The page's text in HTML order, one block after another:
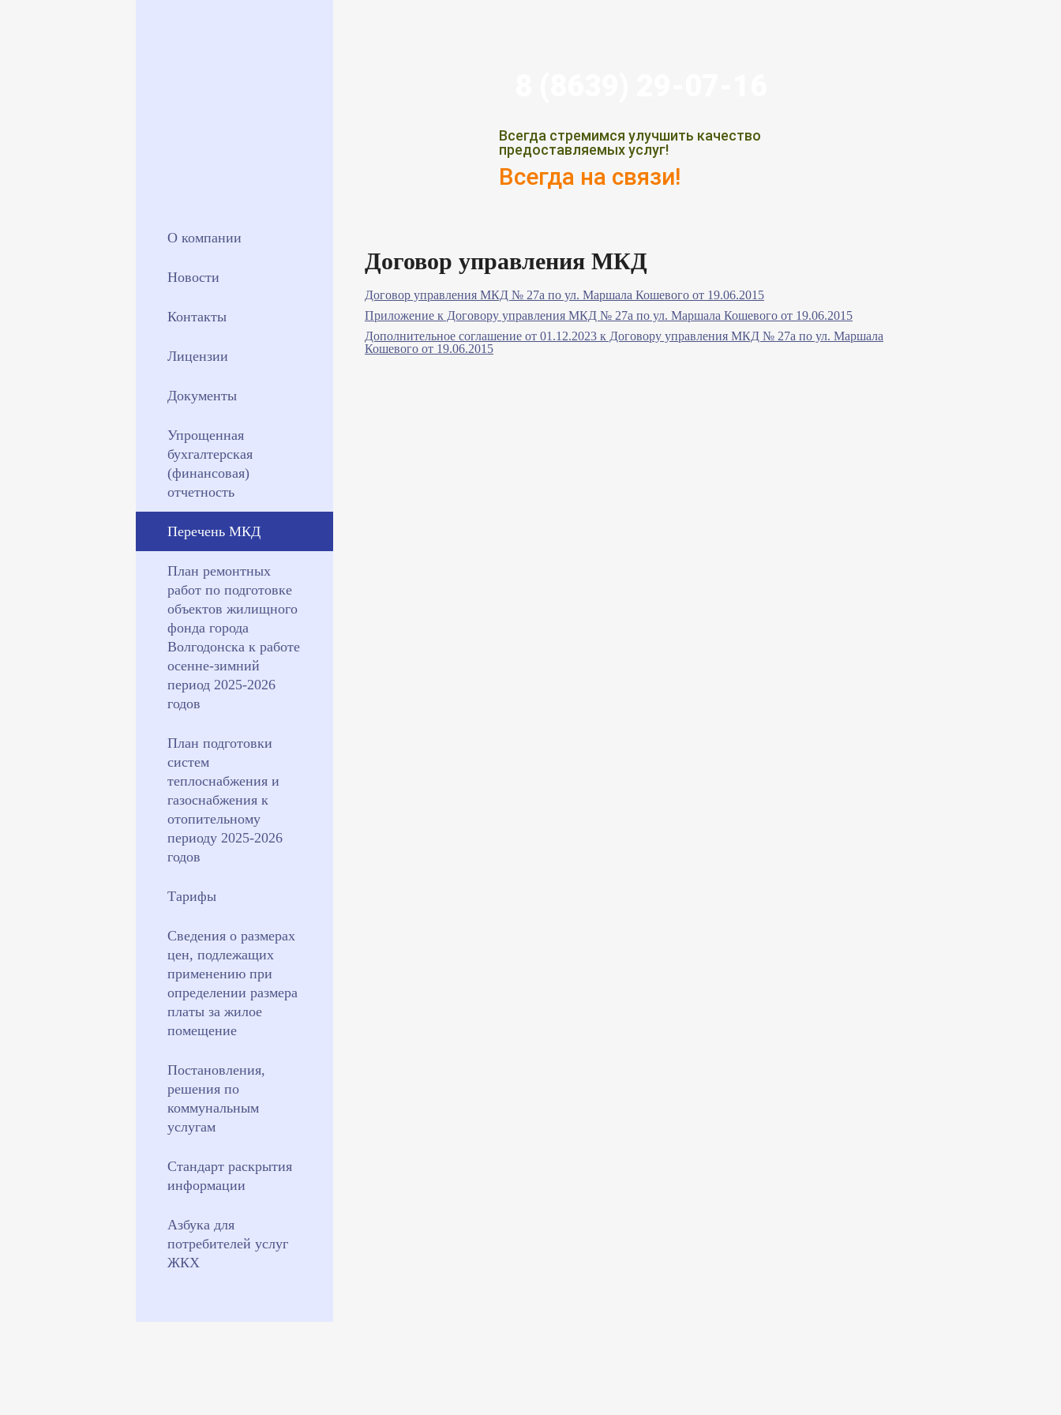
О компании
Новости
Контакты
Лицензии
Документы
Упрощенная
бухгалтерская
(финансовая)
отчетность
Перечень МКД
План ремонтных
работ по подготовке
объектов жилищного
фонда города
Волгодонска к работе
осенне-зимний
период 2025-2026
годов
План подготовки
систем
теплоснабжения и
газоснабжения к
отопительному
периоду 2025-2026
годов
Тарифы
Сведения о размерах
цен, подлежащих
применению при
определении размера
платы за жилое
помещение
Постановления,
решения по
коммунальным
услугам
Стандарт раскрытия
информации
Азбука для
потребителей услуг
ЖКХ
Всегда стремимся улучшить качество
предоставляемых услуг!
Всегда на связи!
Договор управления МКД
Договор управления МКД № 27а по ул. Маршала Кошевого от 19.06.2015
Приложение к Договору управления МКД № 27а по ул. Маршала Кошевого от 19.06.2015
Дополнительное соглашение от 01.12.2023 к Договору управления МКД № 27а по ул. Маршала
Кошевого от 19.06.2015